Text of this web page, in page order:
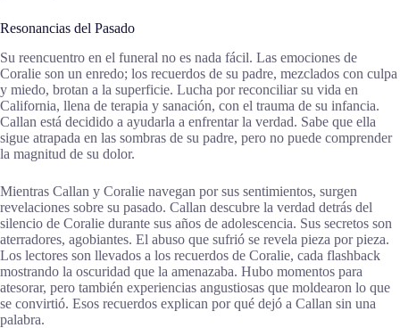
Resonancias del Pasado
Su reencuentro en el funeral no es nada fácil. Las emociones de
Coralie son un enredo; los recuerdos de su padre, mezclados con culpa
y miedo, brotan a la superficie. Lucha por reconciliar su vida en
California, llena de terapia y sanación, con el trauma de su infancia.
Callan está decidido a ayudarla a enfrentar la verdad. Sabe que ella
sigue atrapada en las sombras de su padre, pero no puede comprender
la magnitud de su dolor.
Mientras Callan y Coralie navegan por sus sentimientos, surgen
revelaciones sobre su pasado. Callan descubre la verdad detrás del
silencio de Coralie durante sus años de adolescencia. Sus secretos son
aterradores, agobiantes. El abuso que sufrió se revela pieza por pieza.
Los lectores son llevados a los recuerdos de Coralie, cada flashback
mostrando la oscuridad que la amenazaba. Hubo momentos para
atesorar, pero también experiencias angustiosas que moldearon lo que
se convirtió. Esos recuerdos explican por qué dejó a Callan sin una
palabra.